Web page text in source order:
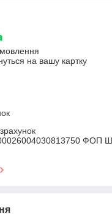
на вашу картку
ФОП